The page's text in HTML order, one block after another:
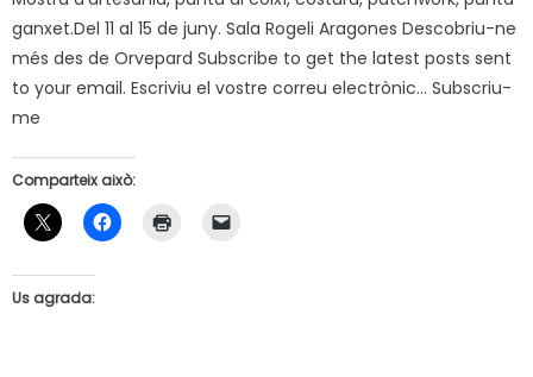
ganxet.Del 11 al 15 de juny. Sala Rogeli Aragones Descobriu-ne
més des de Orvepard Subscribe to get the latest posts sent
to your email. Escriviu el vostre correu electrònic… Subscriu-
me
Comparteix això:
Us agrada: